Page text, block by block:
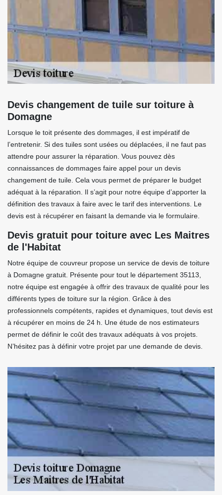
Devis changement de tuile sur toiture à
Domagne
Lorsque le toit présente des dommages, il est impératif de
l’entretenir. Si des tuiles sont usées ou déplacées, il ne faut pas
attendre pour assurer la réparation. Vous pouvez dès
connaissances de dommages faire appel pour un devis
changement de tuile. Cela vous permet de préparer le budget
adéquat à la réparation. Il s’agit pour notre équipe d’apporter la
définition des travaux à faire avec le tarif des interventions. Le
devis est à récupérer en faisant la demande via le formulaire.
Devis gratuit pour toiture avec Les Maitres
de l'Habitat
Notre équipe de couvreur propose un service de devis de toiture
à Domagne gratuit. Présente pour tout le département 35113,
notre équipe est engagée à offrir des travaux de qualité pour les
différents types de toiture sur la région. Grâce à des
professionnels compétents, rapides et dynamiques, tout devis est
à récupérer en moins de 24 h. Une étude de nos estimateurs
permet de définir le coût des travaux adéquats à vos projets.
N’hésitez pas à définir votre projet par une demande de devis.